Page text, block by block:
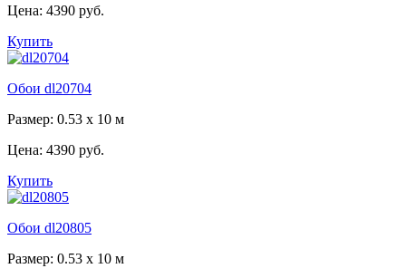
Цена: 4390 руб.
Купить
Обои dl20704
Размер: 0.53 x 10 м
Цена: 4390 руб.
Купить
Обои dl20805
Размер: 0.53 x 10 м